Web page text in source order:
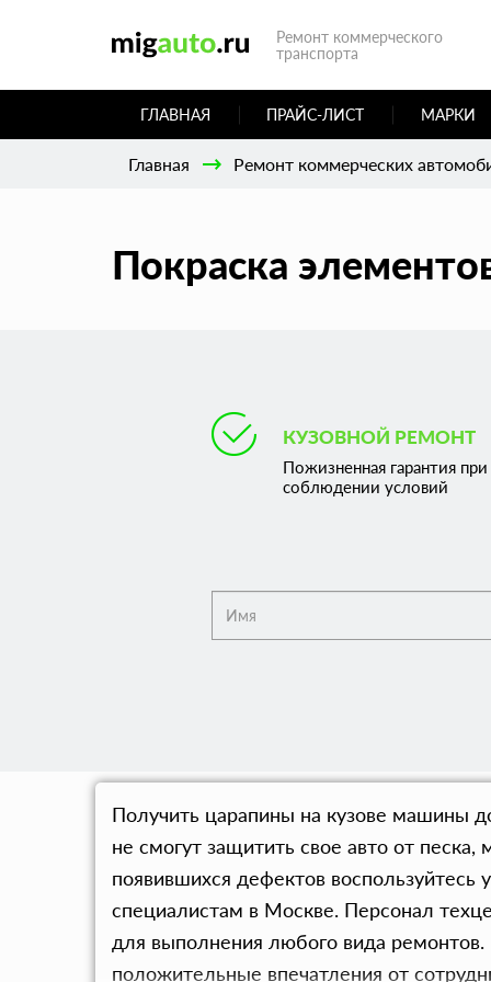
Ремонт коммерческого
транспорта
ГЛАВНАЯ ПРАЙС-ЛИСТ МАРКИ
Главная Ремонт коммерческих
Покраска
КУЗОВНОЙ РЕМОНТ
Пожизненная гарантия при
соблюдении условий
Получить царапины на кузове машины
не смогут защитить свое авто от
появившихся дефектов воспользуйтесь
специалистам в Москве. Персонал
для выполнения любого вида ремонтов.
положительные впечатления от